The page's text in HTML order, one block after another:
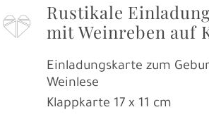
F
Rustikale
mit Weinreben auf
Einladungskarte zum
Weinlese
Klappkarte 17 x 11 cm